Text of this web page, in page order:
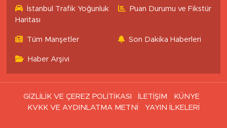
İstanbul Trafik Yoğunluk
Haritası
Puan Durumu ve Fikstür
Tüm Manşetler Son Dakika Haberleri
Haber Arşivi
GİZLİLİK VE ÇEREZ POLİTİKASI İLETİŞİM
KÜNYE
KVKK VE AYDINLATMA METNİ
YAYIN İLKELERİ